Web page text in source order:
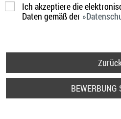
Ich akzeptiere die
Daten gemäß der
BEWERBUNG